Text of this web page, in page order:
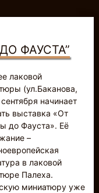
ФАУСТА”
лаковой
(ул.Баканова,
начинает
выставка «От
до Фауста». Её
–
в лаковой
Палеха.
миниатюру уже